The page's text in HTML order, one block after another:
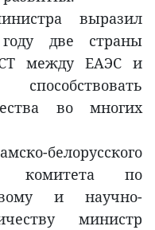
выразил
две страны
между ЕАЭС и
во многих
белорусского
комитета по
и научно-
министр